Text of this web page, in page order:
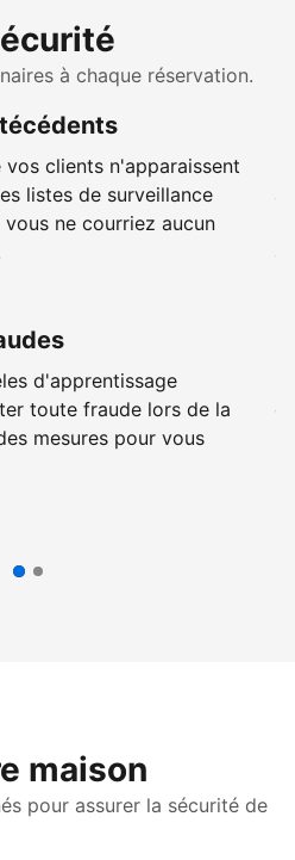
à chaque réservation.
vos clients n'apparaissent
listes de surveillance
ne courriez aucun
d'apprentissage
toute fraude lors de la
mesures pour vous
maison
pour assurer la sécurité de